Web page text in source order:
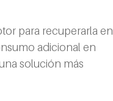
para recuperarla en
adicional en
solución más